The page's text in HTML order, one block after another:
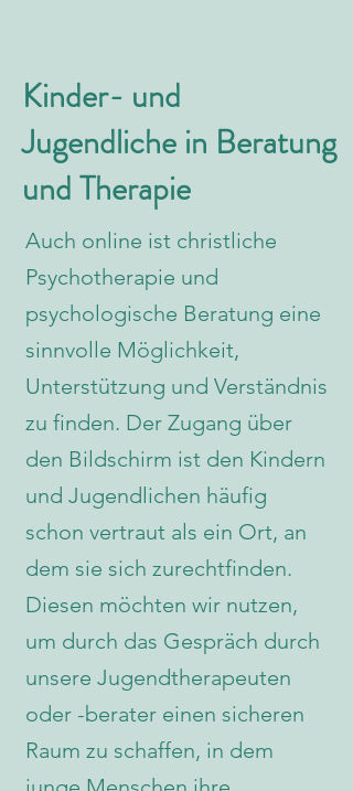
Kinder- und
Jugendliche in Beratung
und Therapie
Auch online ist christliche
Psychotherapie und
psychologische Beratung eine
sinnvolle Möglichkeit,
Unterstützung und Verständnis
zu finden. Der Zugang über
den Bildschirm ist den Kindern
und Jugendlichen häufig
schon vertraut als ein Ort, an
dem sie sich zurechtfinden.
Diesen möchten wir nutzen,
um durch das Gespräch durch
unsere Jugendtherapeuten
oder -berater einen sicheren
Raum zu schaffen, in dem